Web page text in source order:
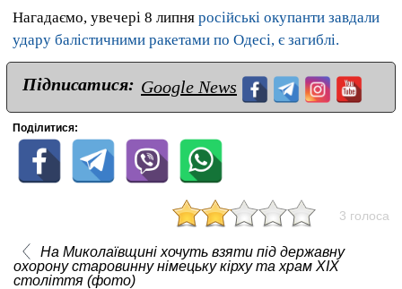
Нагадаємо, увечері 8 липня російські окупанти завдали
удару балістичними ракетами по Одесі, є загиблі.
Підписатися: Google News
Поділитися:
3 голоса
На Миколаївщині хочуть взяти під державну
охорону старовинну німецьку кірху та храм ХІХ
століття (фото)